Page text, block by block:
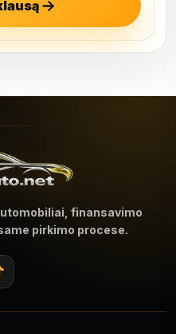
finansavimo
pirkimo procese.